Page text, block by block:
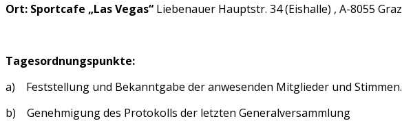
Ort: Sportcafe „Las Vegas“ Liebenauer Hauptstr. 34 (Eishalle) , A-8055 Graz
Tagesordnungspunkte:
a) Feststellung und Bekanntgabe der anwesenden Mitglieder und Stimmen.
b) Genehmigung des Protokolls der letzten Generalversammlung